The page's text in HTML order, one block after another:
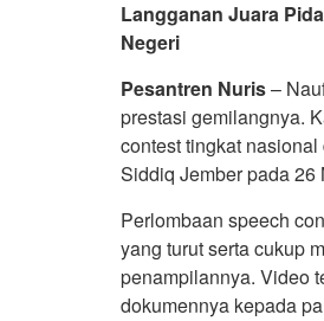
Langganan Juara
Negeri
Pesantren Nuris–
prestasi gemilangnya.
contest tingkat
Siddiq Jember pada 26
Perlombaan speech
yang turut serta cukup
penampilannya. Video
dokumennya kepada